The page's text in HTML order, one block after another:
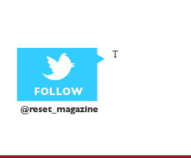
@reset_magazine
T